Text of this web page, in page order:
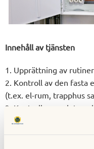
Innehåll av tjänsten
1. Upprättning av
2. Kontroll av den fasta
(t.ex. el-rum, trapphus
3. Kontroll av anslutna
4. Dokumentation av